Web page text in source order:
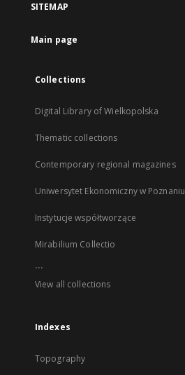
SITEMAP
Main page
Collections
Digital Library of Wielkopolska
Thematic collections
Contemporary regional magazines
Uniwersytet Ekonomiczny w Poznaniu
Instytucje współtworzące
Mirabilium Collectio
...
View all collections
Indexes
Topography